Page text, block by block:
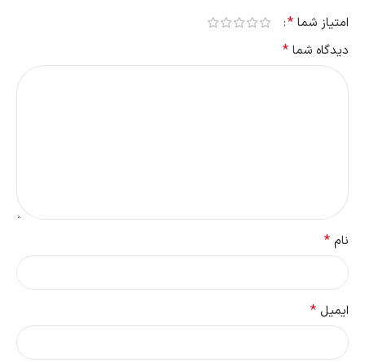
امتیاز شما *
دیدگاه شما *
نام *
ایمیل *